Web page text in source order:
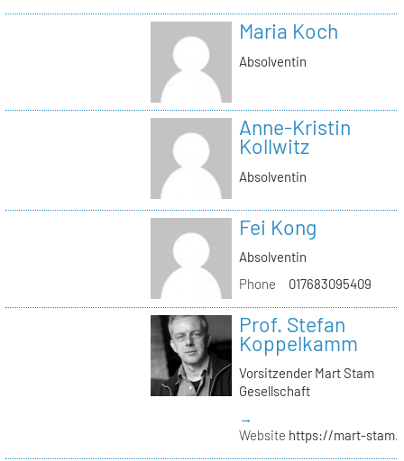
Maria Koch
Absolventin
Anne-Kristin
Kollwitz
Absolventin
Fei Kong
Absolventin
Phone
017683095409
Prof. Stefan
Koppelkamm
Vorsitzender Mart Stam
Gesellschaft
→
Website https://mart-